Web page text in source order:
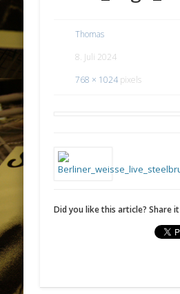
Thomas
8. Juli 2024
768 × 1024 pixels
Did you like this article? Share